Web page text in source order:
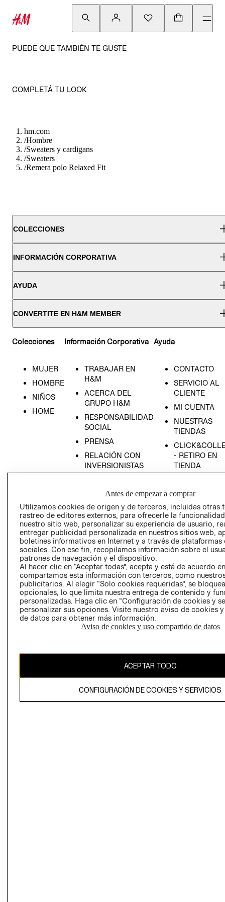
PUEDE QUE TAMBIÉN TE GUSTE
COMPLETÁ TU LOOK
hm.com
/Hombre
/Sweaters y cardigans
/Sweaters
/Remera polo Relaxed Fit
COLECCIONES
INFORMACIÓN CORPORATIVA
AYUDA
CONVERTITE EN H&M MEMBER
Colecciones
MUJER
HOMBRE
NIÑOS
HOME
Información Corporativa
TRABAJAR EN
H&M
ACERCA DEL
GRUPO H&M
RESPONSABILIDAD
SOCIAL
PRENSA
RELACIÓN CON
INVERSIONISTAS
EMPRESARIAL
Ayuda
CONTACTO
SERVICIO AL
CLIENTE
MI CUENTA
NUESTRAS
TIENDAS
- RETIRO EN
TIENDA
AVISO DE
PRIVACIDAD
GIFT CARD
AVISO DE
COOKIES
Uruguay ($U)
El contenido de esta página web está protegido por copyright y es
propiedad de H&M Hennes & Mauritz AB.
Antes de empezar a comprar
Utilizamos cookies de origen y de terceros, incluidas otras
rastreo de editores externos, para ofrecerle la
nuestro sitio web, personalizar su experiencia de usuario,
entregar publicidad personalizada en nuestros sitios web,
boletines informativos en Internet y a través de plataformas
sociales. Con ese fin, recopilamos información sobre el
patrones de navegación y el dispositivo.
Al hacer clic en “Aceptar todas”, acepta y está de acuerdo
compartamos esta información con terceros, como
publicitarios. Al elegir “Solo cookies requeridas”, se
opcionales, lo que limita nuestra entrega de contenido y
personalizadas. Haga clic en “Configuración de cookies y
personalizar sus opciones. Visite nuestro aviso de cookies
de datos para obtener más información.
Aviso de cookies y uso compartido de datos
ACEPTAR TODO
CONFIGURACIÓN DE COOKIES Y SERVICIOS